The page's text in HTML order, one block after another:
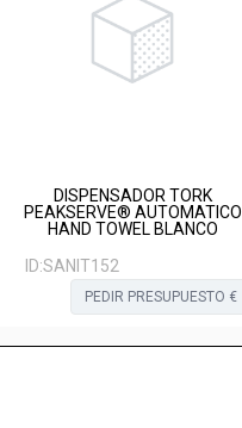
DISPENSADOR TORK
PEAKSERVE® AUTOMATICO
HAND TOWEL BLANCO
ID:SANIT152
PEDIR PRESUPUESTO €